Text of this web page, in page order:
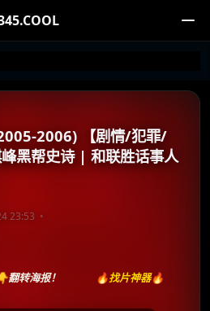
2006) 【剧情/犯罪/
黑帮史诗 | 和联胜话事人
23:53
翻转海报！ 🔥找片神器🔥